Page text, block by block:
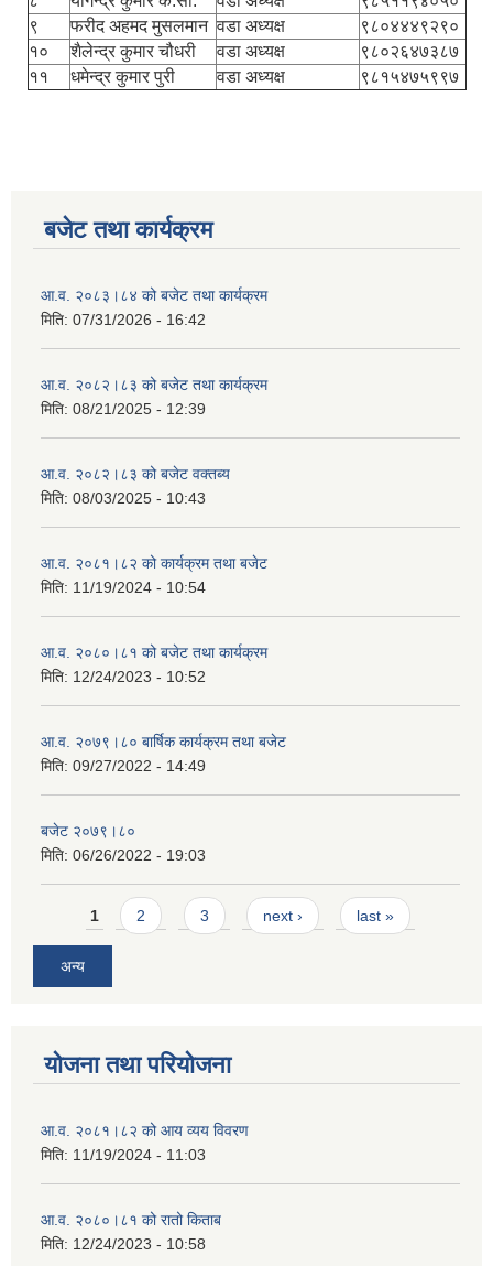
९
फरीद अहमद मुसलमान वडा अध्यक्ष
९८०४४४९२९०
१०
शैलेन्द्र कुमार चौधरी वडा अध्यक्ष
९८०२६४७३८७
११
धमेन्द्र कुमार पुरी वडा अध्यक्ष ९८१५४७५९९७
बजेट तथा कार्यक्रम
आ.व. २०८३।८४ को बजेट तथा कार्यक्रम
मिति: 07/31/2026 - 16:42
आ.व. २०८२।८३ को बजेट तथा कार्यक्रम
मिति: 08/21/2025 - 12:39
आ.व. २०८२।८३ को बजेट वक्तब्य
मिति: 08/03/2025 - 10:43
आ.व. २०८१।८२ को कार्यक्रम तथा बजेट
मिति: 11/19/2024 - 10:54
आ.व. २०८०।८१ को बजेट तथा कार्यक्रम
मिति: 12/24/2023 - 10:52
आ.व. २०७९।८० बार्षिक कार्यक्रम तथा बजेट
मिति: 09/27/2022 - 14:49
बजेट २०७९।८०
मिति: 06/26/2022 - 19:03
Pages
1 2 3 next › last »
अन्य
योजना तथा परियोजना
आ.व. २०८१।८२ को आय व्यय विवरण
मिति: 11/19/2024 - 11:03
आ.व. २०८०।८१ को रातो किताब
मिति: 12/24/2023 - 10:58